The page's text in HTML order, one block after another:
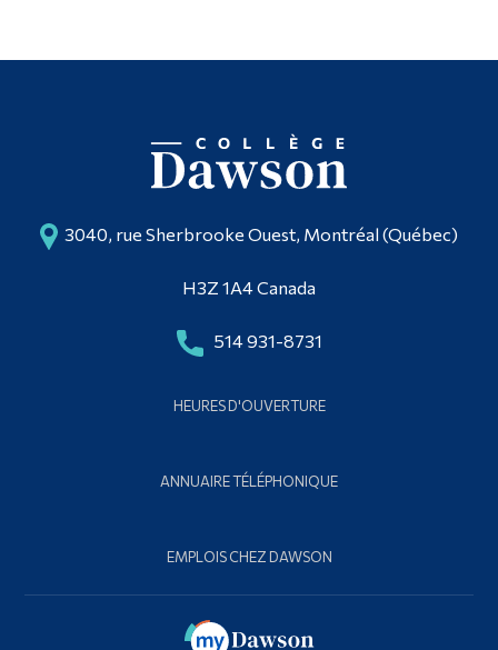
3040, rue Sherbrooke Ouest, Montréal (Québec)
H3Z 1A4 Canada
514 931-8731
HEURES D'OUVERTURE
ANNUAIRE TÉLÉPHONIQUE
EMPLOIS CHEZ DAWSON